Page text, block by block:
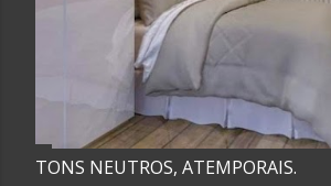
TONS NEUTROS, ATEMPORAIS.